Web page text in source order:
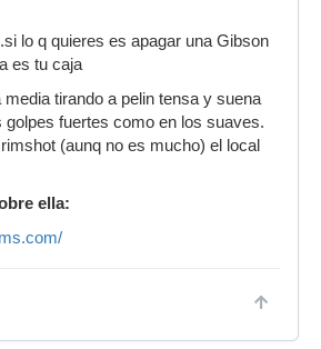
lo q quieres es apagar una Gibson
es tu caja
media tirando a pelin tensa y suena
golpes fuertes como en los suaves.
(aunq no es mucho) el local
ella: